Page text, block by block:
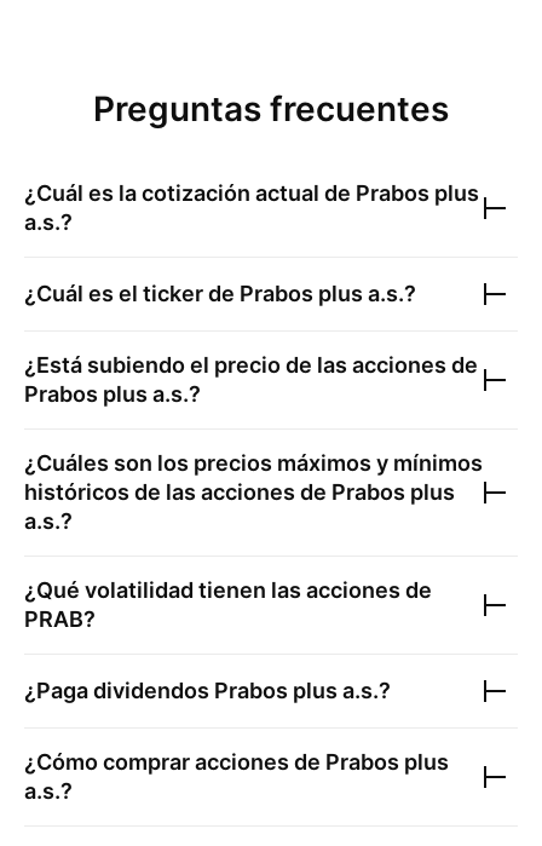
Preguntas frecuentes
¿Cuál es la cotización actual de Prabos plus
a.s.?
¿Cuál es el ticker de Prabos plus a.s.?
¿Está subiendo el precio de las acciones de
Prabos plus a.s.?
¿Cuáles son los precios máximos y mínimos
históricos de las acciones de Prabos plus
a.s.?
¿Qué volatilidad tienen las acciones de
PRAB?
¿Paga dividendos Prabos plus a.s.?
¿Cómo comprar acciones de Prabos plus
a.s.?